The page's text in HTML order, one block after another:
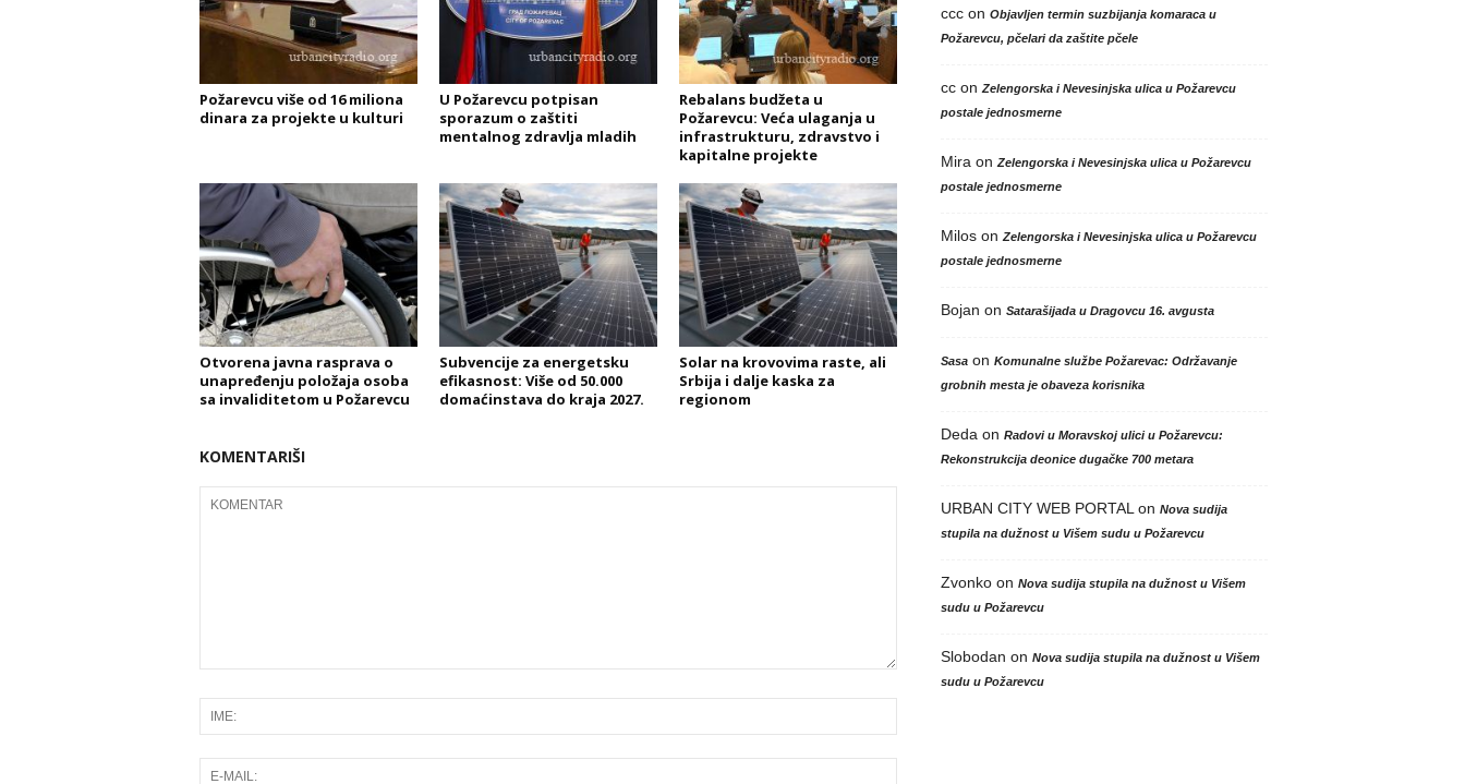
Požarevcu više od 16 miliona
dinara za projekte u kulturi
U Požarevcu potpisan
sporazum o zaštiti
mentalnog zdravlja mladih
Rebalans budžeta u
Požarevcu: Veća ulaganja u
infrastrukturu, zdravstvo i
kapitalne projekte
Otvorena javna rasprava o
unapređenju položaja osoba
sa invaliditetom u Požarevcu
Subvencije za energetsku
efikasnost: Više od 50.000
domaćinstava do kraja 2027.
Solar na krovovima raste, ali
Srbija i dalje kaska za
regionom
KOMENTARIŠI
cccon Objavljen termin suzbijanja komaraca u
Požarevcu, pčelari da zaštite pčele
ccon Zelengorska i Nevesinjska ulica u Požarevcu
postale jednosmerne
Mira on Zelengorska i Nevesinjska ulica u Požarevcu
postale jednosmerne
Miloson Zelengorska i Nevesinjska ulica u Požarevcu
postale jednosmerne
Bojan on Satarašijada u Dragovcu 16. avgusta
Sasaon Komunalne službe Požarevac: Održavanje
grobnih mesta je obaveza korisnika
Deda on Radovi u Moravskoj ulici u Požarevcu:
Rekonstrukcija deonice dugačke 700 metara
URBAN CITY WEB PORTAL on Nova sudija
stupila na dužnost u Višem sudu u Požarevcu
Zvonkoon Nova sudija stupila na dužnost u Višem
sudu u Požarevcu
Slobodan on Nova sudija stupila na dužnost u Višem
sudu u Požarevcu